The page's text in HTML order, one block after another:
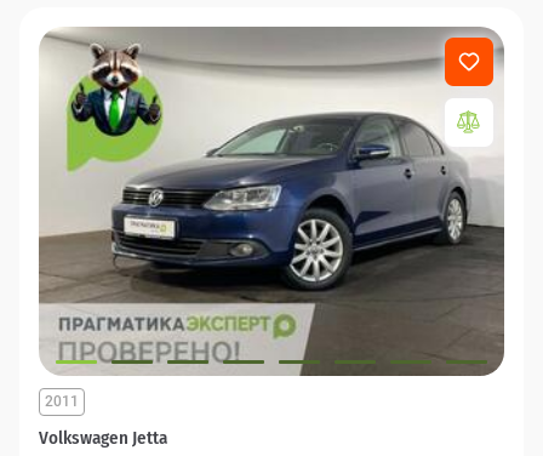
Volkswagen Jetta
2011